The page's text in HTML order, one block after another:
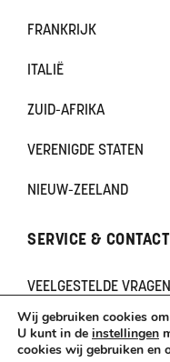
FRANKRIJK
ITALIË
ZUID-AFRIKA
VERENIGDE STATEN
NIEUW-ZEELAND
SERVICE & CONTACT
VEELGESTELDE VRAGEN
CONTACT
KLACHTEN
TERUGBETAAL- EN
Wij gebruiken cookies
U kunt in de instellingen
cookies wij gebruiken en